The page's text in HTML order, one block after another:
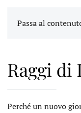
Passa al
Raggi di
Perché un nuovo